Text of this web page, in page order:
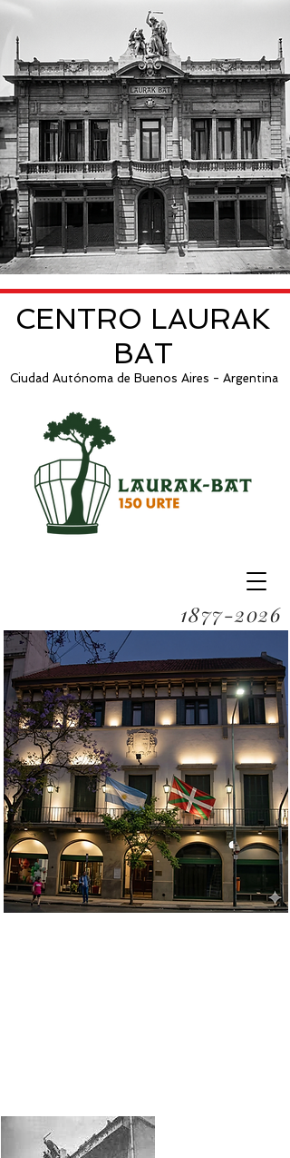
CENTRO LAURAK
BAT
Ciudad Autónoma de Buenos Aires - Argentina
1877-2026